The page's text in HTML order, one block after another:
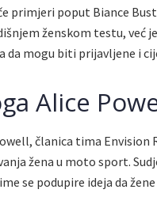
primjeri poput Biance
ženskom testu, već
da mogu biti prijavljene i
Alice
članica tima Envision
žena u moto sport.
se podupire ideja da